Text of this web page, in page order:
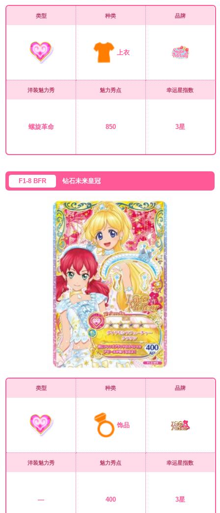
类型 种类
上衣
品牌
洋装魅力秀
螺旋革命
魅力秀点
850
幸运星指数
3星
F1-8 BFR 钻石未来皇冠
类型 种类
饰品
品牌
洋装魅力秀
—
魅力秀点
400
幸运星指数
3星